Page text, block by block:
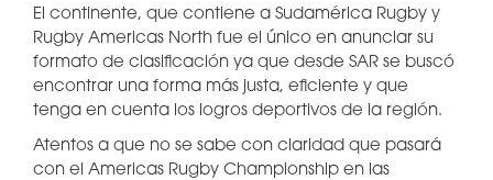
El continente, que contiene a Sudamérica Rugby y
Rugby Americas North fue el único en anunciar su
formato de clasificación ya que desde SAR se buscó
encontrar una forma más justa, eficiente y que
tenga en cuenta los logros deportivos de la región.
Atentos a que no se sabe con claridad que pasará
con el Americas Rugby Championship en las